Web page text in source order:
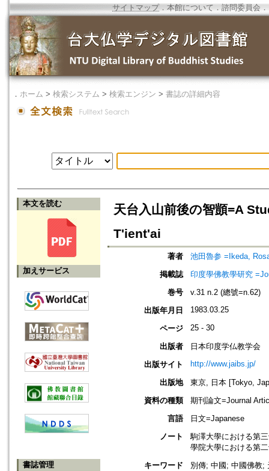
サイトマップ．本館について ． 諮問委員会 ．
． ホーム > 検索システム > 検索エンジン > 書誌の詳細内容
本文を読む
加えサービス
書誌管理
天台入山前後の智顗=A
T'ient'ai
著者
池田魯参 =Ikeda,
掲載誌
印度學佛教學研究
巻号
v.31 n.2 (總號=n.62)
出版年月日
1983.03.25
ページ 25 - 30
出版者
日本印度学仏教学会
出版サイト
http://www.jaibs.jp/
出版地
東京, 日本 [Tokyo,
資料の種類
期刊論文=Journal
言語
日文=Japanese
ノート
駒澤大學における第
學院大學における第
キーワード
別傳; 中國; 中國佛教;